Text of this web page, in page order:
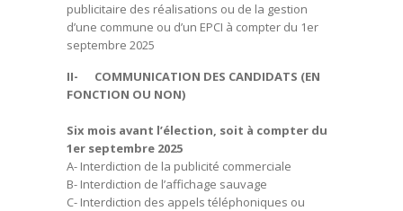
publicitaire des réalisations ou de la gestion
d’une commune ou d’un EPCI à compter du 1er
septembre 2025
II- COMMUNICATION DES CANDIDATS (EN
FONCTION OU NON)
Six mois avant l’élection, soit à compter du
1er septembre 2025
A- Interdiction de la publicité commerciale
B- Interdiction de l’affichage sauvage
C- Interdiction des appels téléphoniques ou